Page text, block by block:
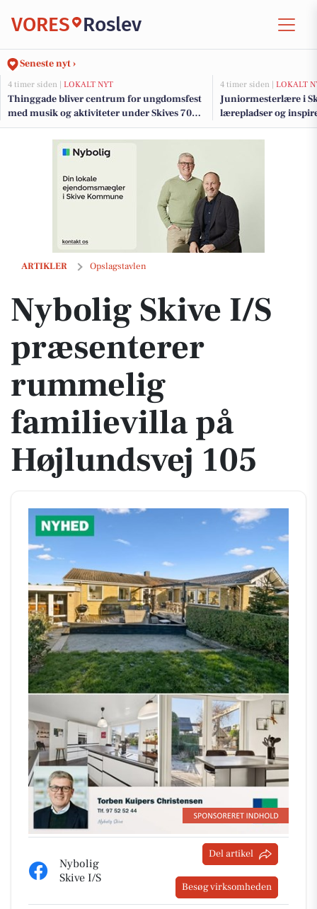
VORES Roslev
Seneste nyt ›
4 timer siden | LOKALT NYT
Thinggade bliver centrum for ungdomsfest
med musik og aktiviteter under Skives 700-
års jubilæum
4 timer siden | LOKALT
Juniormesterlære i
lærepladser og
samarbejde
ARTIKLER Opslagstavlen
Nybolig Skive I/S præsenterer rummelig familievilla på Højlundsvej
Nybolig Skive I/S
præsenterer
rummelig
familievilla på
Højlundsvej 105
Nybolig
Skive I/S
Del artikel
Besøg virksomheden